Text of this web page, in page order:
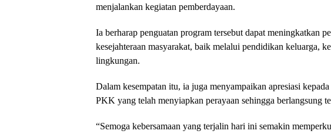
menjalankan kegiatan pemberdayaan.
Ia berharap penguatan program tersebut dapat meningkatkan
kesejahteraan masyarakat, baik melalui pendidikan keluarga,
lingkungan.
Dalam kesempatan itu, ia juga menyampaikan apresiasi
PKK yang telah menyiapkan perayaan sehingga berlangsung
“Semoga kebersamaan yang terjalin hari ini semakin